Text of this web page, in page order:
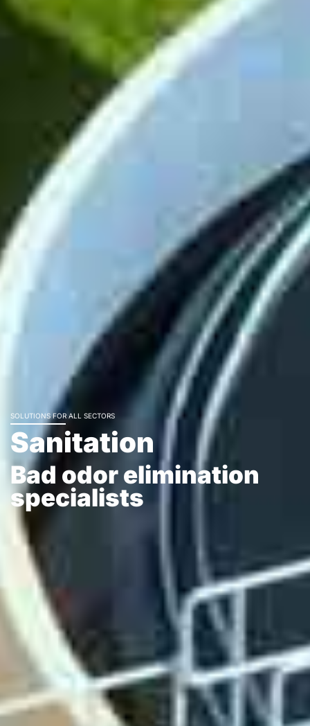
SOLUTIONS FOR ALL SECTORS
Sanitation
Bad odor elimination
specialists